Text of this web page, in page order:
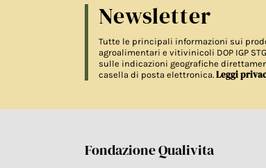
Newsletter
Tutte le principali informazioni sui
agroalimentari e vitivinicoli DOP IGP
sulle indicazioni geografiche
casella di posta elettronica. Leggi
Fondazione Qualivita